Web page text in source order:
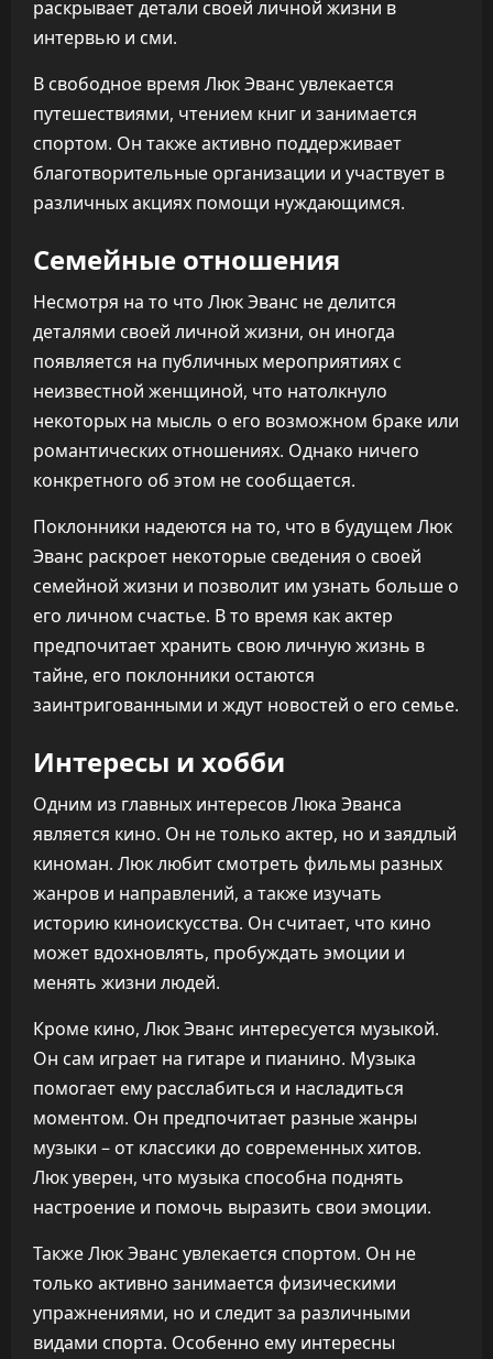
раскрывает детали своей личной жизни в
интервью и сми.
В свободное время Люк Эванс увлекается
путешествиями, чтением книг и занимается
спортом. Он также активно поддерживает
благотворительные организации и участвует в
различных акциях помощи нуждающимся.
Семейные отношения
Несмотря на то что Люк Эванс не делится
деталями своей личной жизни, он иногда
появляется на публичных мероприятиях с
неизвестной женщиной, что натолкнуло
некоторых на мысль о его возможном браке или
романтических отношениях. Однако ничего
конкретного об этом не сообщается.
Поклонники надеются на то, что в будущем Люк
Эванс раскроет некоторые сведения о своей
семейной жизни и позволит им узнать больше о
его личном счастье. В то время как актер
предпочитает хранить свою личную жизнь в
тайне, его поклонники остаются
заинтригованными и ждут новостей о его семье.
Интересы и хобби
Одним из главных интересов Люка Эванса
является кино. Он не только актер, но и заядлый
киноман. Люк любит смотреть фильмы разных
жанров и направлений, а также изучать
историю киноискусства. Он считает, что кино
может вдохновлять, пробуждать эмоции и
менять жизни людей.
Кроме кино, Люк Эванс интересуется музыкой.
Он сам играет на гитаре и пианино. Музыка
помогает ему расслабиться и насладиться
моментом. Он предпочитает разные жанры
музыки – от классики до современных хитов.
Люк уверен, что музыка способна поднять
настроение и помочь выразить свои эмоции.
Также Люк Эванс увлекается спортом. Он не
только активно занимается физическими
упражнениями, но и следит за различными
видами спорта. Особенно ему интересны